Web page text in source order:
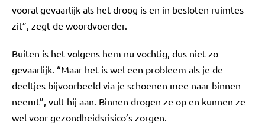
vooral gevaarlijk als het droog is en in besloten ruimtes
zit”, zegt de woordvoerder.
Buiten is het volgens hem nu vochtig, dus niet zo
gevaarlijk. “Maar het is wel een probleem als je de
deeltjes bijvoorbeeld via je schoenen mee naar binnen
neemt”, vult hij aan. Binnen drogen ze op en kunnen ze
wel voor gezondheidsrisico’s zorgen.